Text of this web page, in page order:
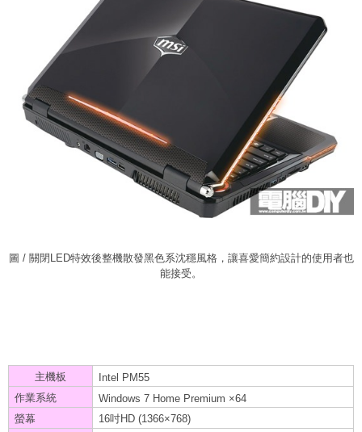
圖 / 關閉LED特效後整機散發黑色系沈穩風格，讓喜愛簡約設計的使用者也
能接受。
主機板
Intel PM55
作業系統
Windows 7 Home Premium ×64
螢幕
16吋HD (1366×768)